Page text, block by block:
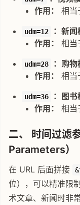
作用：
相当
udm=12
：新闻
作用：
相当
udm=28
：购物
作用：
相当
udm=36
：图书
作用：
相当
二、 时间过滤
Parameters）
在 URL 后面拼接
位），可以精准限
术文章、新闻时非